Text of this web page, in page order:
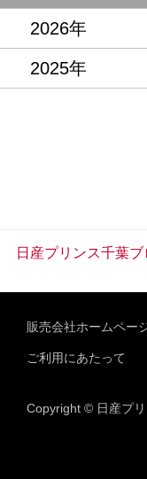
2026年
2025年
日産プリンス千葉ブ
販売会社ホームペー
ご利用にあたって
Copyright © 日産プ